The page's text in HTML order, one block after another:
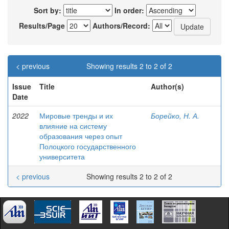
Sort by:
In order:
Results/Page
Authors/Record:
Showing results 2 to 2 of 2
< previous
Issue
Date
Title Author(s)
2022
Мировые тренды и их
влияние на систему
образования через опыт
Полоцкого государственного
университета
Борейко, Н. А.
Showing results 2 to 2 of 2
< previous